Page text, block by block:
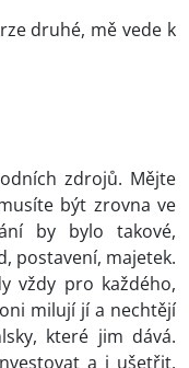
druhé, mě vede k
zdrojů. Mějte
být zrovna ve
by bylo takové,
postavení, majetek.
vždy pro každého,
milují jí a nechtějí
které jim dává.
a i ušetřit.